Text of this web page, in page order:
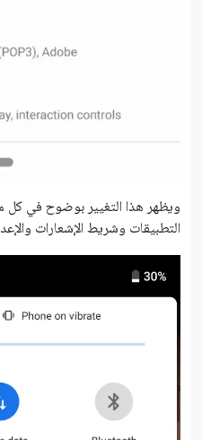
ويظهر هذا التغيير بوضوح في كل
التطبيقات وشريط الإشعارات